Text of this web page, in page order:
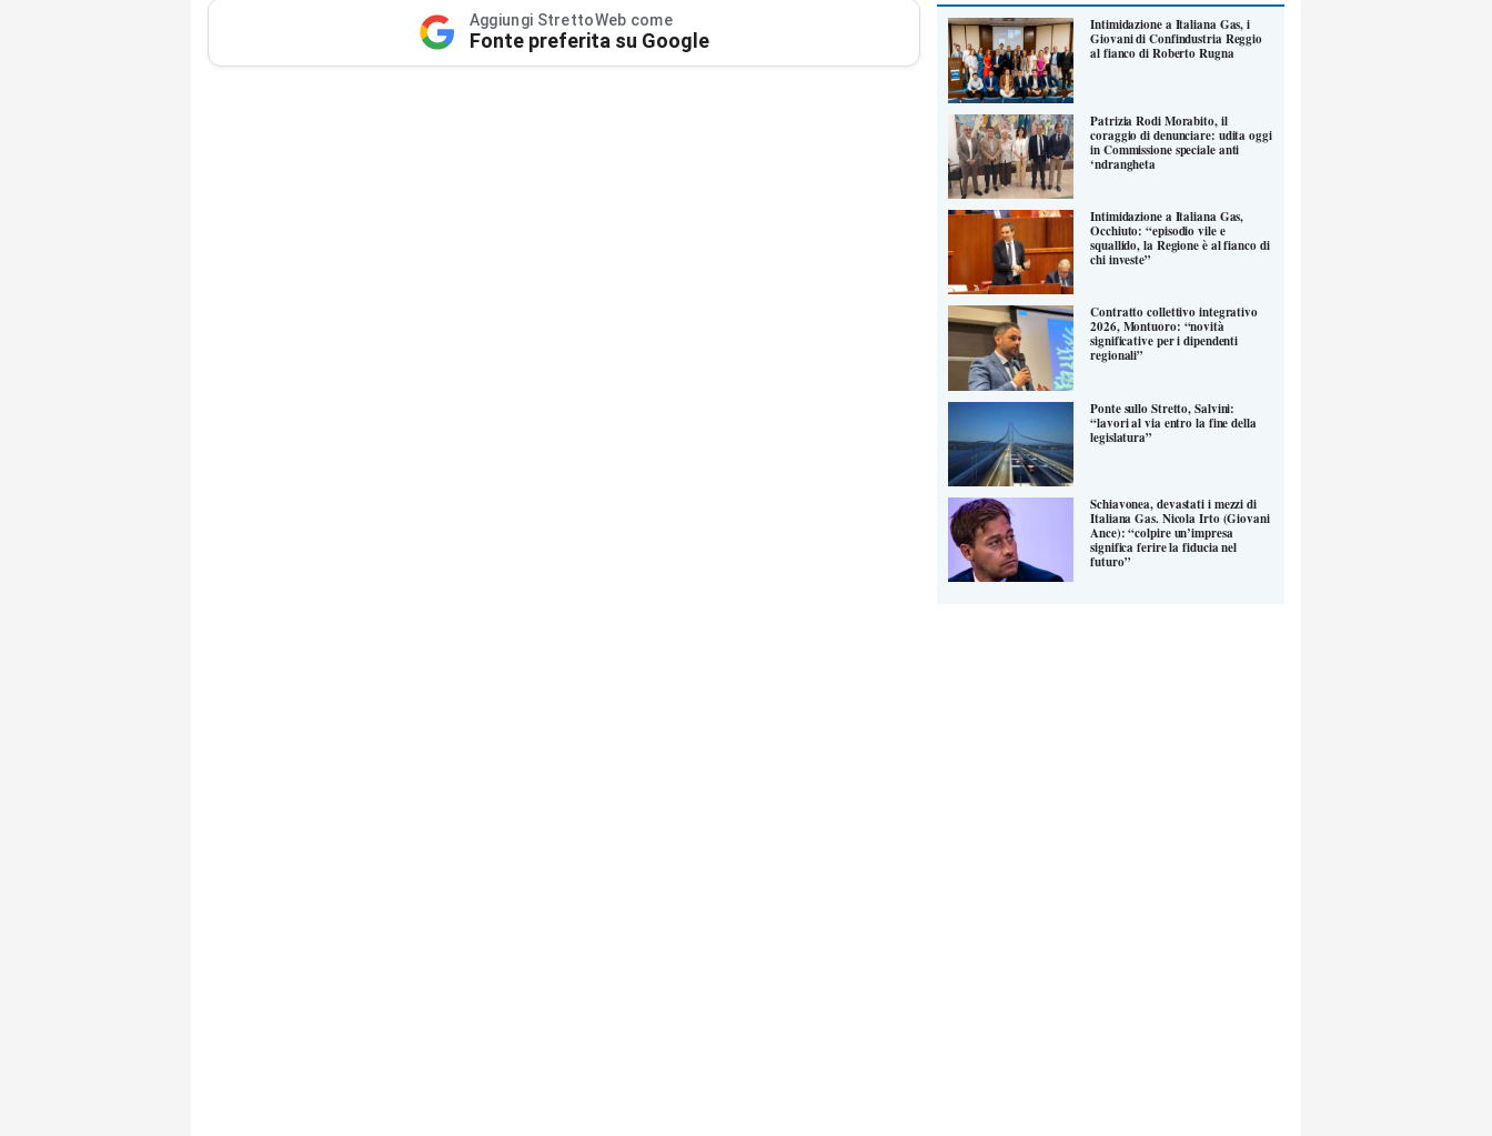
Aggiungi StrettoWeb come
Fonte preferita su Google
Intimidazione a Italiana Gas, i
Giovani di Confindustria Reggio
al fianco di Roberto Rugna
Patrizia Rodi Morabito, il
coraggio di denunciare: udita oggi
in Commissione speciale anti
‘ndrangheta
Intimidazione a Italiana Gas,
Occhiuto: “episodio vile e
squallido, la Regione è al fianco di
chi investe”
Contratto collettivo integrativo
2026, Montuoro: “novità
significative per i dipendenti
regionali”
Ponte sullo Stretto, Salvini:
“lavori al via entro la fine della
legislatura”
Schiavonea, devastati i mezzi di
Italiana Gas. Nicola Irto (Giovani
Ance): “colpire un’impresa
significa ferire la fiducia nel
futuro”